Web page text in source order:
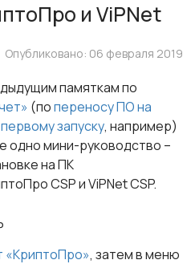
и ViPNet
Опубликовано: 06 февраля 2019
памяткам по
(попереносу ПО на
первому запуску, например)
одно мини-руководство –
на ПК
CSPиViPNet CSP.
«КриптоПро», затем в меню